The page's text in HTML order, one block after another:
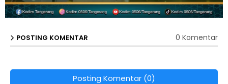
POSTING KOMENTAR 0 Komentar
Posting Komentar (0)